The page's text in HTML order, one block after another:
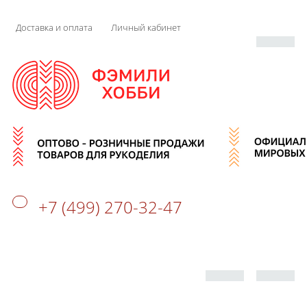
Доставка и оплата Личный кабинет
+7 (499) 270-32-47